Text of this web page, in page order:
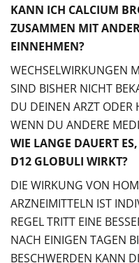
KANN ICH CALCIUM
ZUSAMMEN MIT
EINNEHMEN?
WECHSELWIRKUNGEN
SIND BISHER NICHT
DU DEINEN ARZT ODER
WENN DU ANDERE
WIE LANGE DAUERT
D12 GLOBULI WIRKT?
DIE WIRKUNG VON
ARZNEIMITTELN IST
REGEL TRITT EINE
NACH EINIGEN TAGEN
BESCHWERDEN KANN